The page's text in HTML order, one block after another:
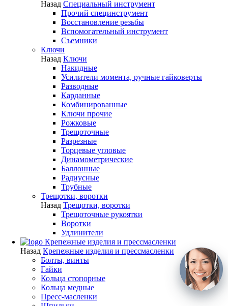
Назад Специальный инструмент
Прочий специнструмент
Восстановление резьбы
Вспомогательный инструмент
Съемники
Ключи
Назад Ключи
Накидные
Усилители момента, ручные гайковерты
Разводные
Карданные
Комбинированные
Ключи прочие
Рожковые
Трещоточные
Разрезные
Торцевые угловые
Динамометрические
Баллонные
Радиусные
Трубные
Трещотки, воротки
Назад Трещотки, воротки
Трещоточные рукоятки
Воротки
Удлинители
Крепежные изделия и прессмасленки
Назад Крепежные изделия и прессмасленки
Болты, винты
Гайки
Кольца стопорные
Кольца медные
Пресс-масленки